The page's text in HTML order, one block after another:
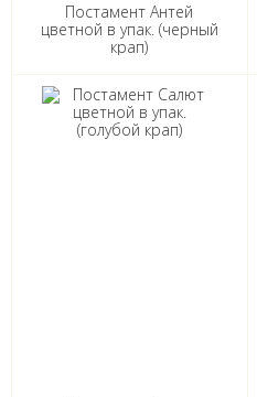
Постамент Антей
цветной в упак. (черный
крап)